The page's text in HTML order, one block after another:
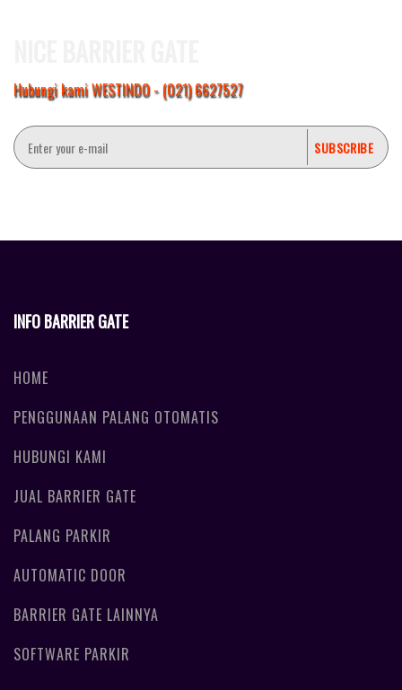
Hubungi kami WESTINDO - (021) 6627527
INFO BARRIER GATE
HOME
PENGGUNAAN PALANG OTOMATIS
HUBUNGI KAMI
JUAL BARRIER GATE
PALANG PARKIR
AUTOMATIC DOOR
BARRIER GATE LAINNYA
SOFTWARE PARKIR